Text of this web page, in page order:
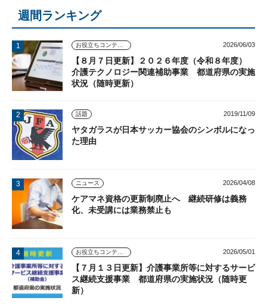
週間ランキング
2026/06/03
【８月７日更新】２０２６年度（令和８年度）
介護テクノロジー関連補助事業 都道府県の実施
状況（随時更新）
話題 2019/11/09
ヤタガラスが日本サッカー協会のシンボルになっ
た理由
ニュース 2026/04/08
ケアマネ資格の更新制廃止へ 継続研修は義務
化、未受講には業務禁止も
2026/05/01
【７月１３日更新】介護事業所等に対するサービ
ス継続支援事業 都道府県の実施状況（随時更
新）